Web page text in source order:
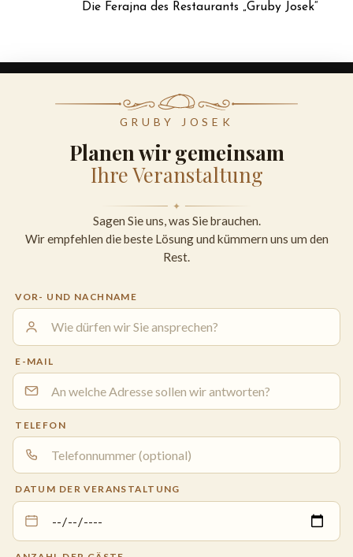
Die Ferajna des Restaurants „Gruby Josek“
GRUBY JOSEK
Planen wir gemeinsam
Ihre Veranstaltung
Sagen Sie uns, was Sie brauchen.
Wir empfehlen die beste Lösung und kümmern uns um den
Rest.
VOR- UND NACHNAME
E-MAIL
TELEFON
DATUM DER VERANSTALTUNG